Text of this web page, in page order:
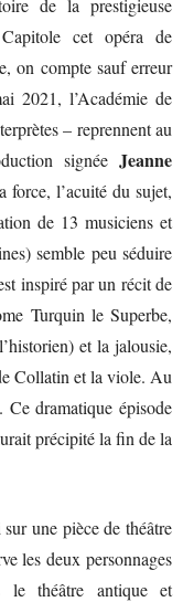
de la prestigieuse
cet opéra de
on compte sauf erreur
2021, l’Académie de
– reprennent au
signée Jeanne
force, l’acuité du sujet,
de 13 musiciens et
semble peu séduire
inspiré par un récit de
Turquin le Superbe,
et la jalousie,
Collatin et la viole. Au
dramatique épisode
précipité la fin de la
une pièce de théâtre
les deux personnages
le théâtre antique et